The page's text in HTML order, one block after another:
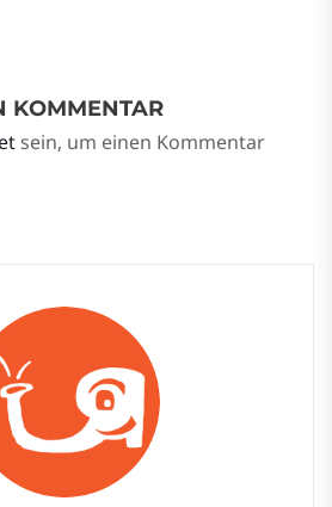
KOMMENTAR
sein, um einen Kommentar